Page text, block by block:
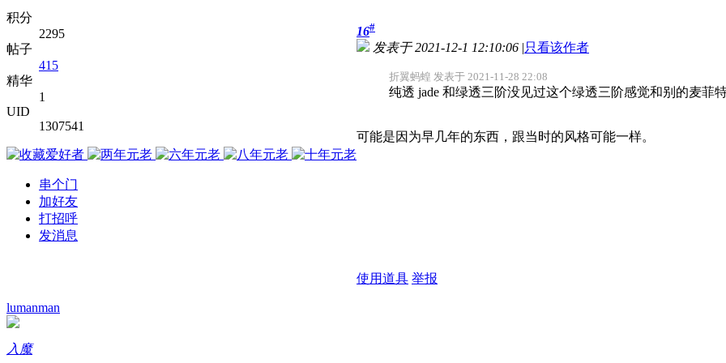
积分
2295
帖子
415
精华
1
UID
1307541
串个门
加好友
打招呼
发消息
16#
发表于 2021-12-1 12:10:06 |只看该作者
折翼蚂蝗 发表于 2021-11-28 22:08
纯透 jade 和绿透三阶没见过这个绿透三阶感觉和别的麦菲
可能是因为早几年的东西，跟当时的风格可能一样。
使用道具 举报
lumanman
入魔